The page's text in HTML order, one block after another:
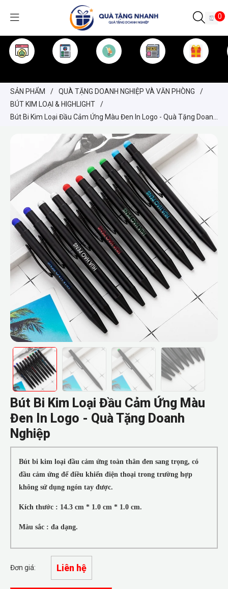
0
SẢN PHẨM / QUÀ TẶNG DOANH NGHIỆP VÀ VĂN PHÒNG
/
BÚT KIM LOẠI & HIGHLIGHT
/
Bút Bi Kim Loại Đầu Cảm Ứng Màu Đen In Logo - Quà Tặng Doanh
Bút Bi Kim Loại Đầu Cảm Ứng Màu
Đen In Logo - Quà Tặng Doanh
Nghiệp
Bút bi kim loại đầu cảm ứng toàn thân đen sang trọng, có
đầu cảm ứng để điều khiển điện thoại trong trường hợp
không sử dụng ngón tay được.
Kích thước : 14.3 cm * 1.0 cm * 1.0 cm.
Màu sắc : đa dạng.
Đơn giá: Liên hệ